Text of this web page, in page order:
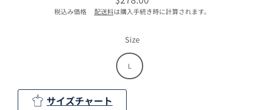
通
常
格
税込み価格 配送料は購入手続き時に計算されます。
Size
L
サイズチャート